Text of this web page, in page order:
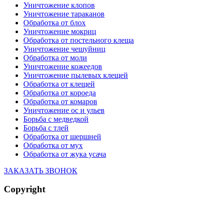
Уничтожение клопов
Уничтожение тараканов
Обработка от блох
Уничтожение мокриц
Обработка от постельного клеща
Уничтожение чешуйниц
Обработка от моли
Уничтожение кожеедов
Уничтожение пылевых клещей
Обработка от клещей
Обработка от короеда
Обработка от комаров
Уничтожение ос и ульев
Борьба с медведкой
Борьба с тлей
Обработка от шершней
Обработка от мух
Обработка от жука усача
ЗАКАЗАТЬ ЗВОНОК
Copyright